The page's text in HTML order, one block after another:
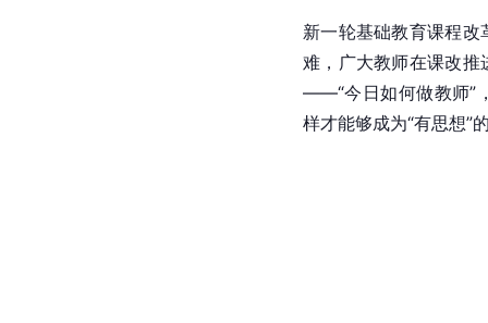
新一轮基础教育课程改
难，广大教师在课改推
——“今日如何做教师”
样才能够成为“有思想”